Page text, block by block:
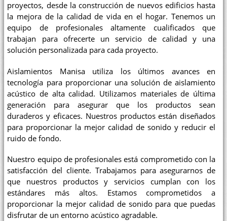
proyectos, desde la construcción de nuevos edificios hasta
la mejora de la calidad de vida en el hogar. Tenemos un
equipo de profesionales altamente cualificados que
trabajan para ofrecerte un servicio de calidad y una
solución personalizada para cada proyecto.
Aislamientos Manisa utiliza los últimos avances en
tecnología para proporcionar una solución de aislamiento
acústico de alta calidad. Utilizamos materiales de última
generación para asegurar que los productos sean
duraderos y eficaces. Nuestros productos están diseñados
para proporcionar la mejor calidad de sonido y reducir el
ruido de fondo.
Nuestro equipo de profesionales está comprometido con la
satisfacción del cliente. Trabajamos para asegurarnos de
que nuestros productos y servicios cumplan con los
estándares más altos. Estamos comprometidos a
proporcionar la mejor calidad de sonido para que puedas
disfrutar de un entorno acústico agradable.